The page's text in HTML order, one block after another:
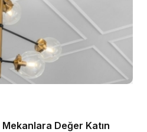
Değer Katın